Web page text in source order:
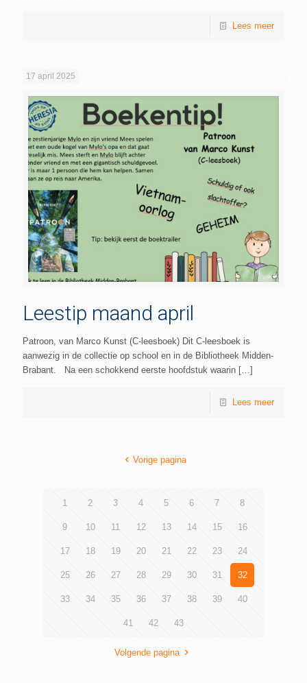
Lees meer
17 april 2025
Leestip maand april
Patroon, van Marco Kunst (C-leesboek) Dit C-leesboek is
aanwezig in de collectie op school en in de Bibliotheek Midden-
Brabant. Na een schokkend eerste hoofdstuk waarin […]
Lees meer
Vorige pagina
1 2 3 4 5 6 7 8
9 10 11 12 13 14 15 16
17 18 19 20 21 22 23 24
25 26 27 28 29 30 31 32
33 34 35 36 37 38 39 40
41 42 43
Volgende pagina